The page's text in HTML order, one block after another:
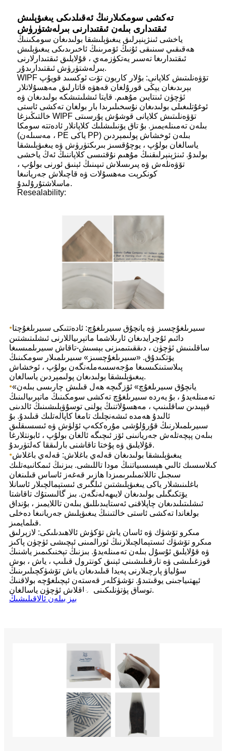
تەكشى سومكىلارنىڭ ئەقىلدىكى يىغىۋېلىش
ئىقتىدارى بىلەن ئىقتىدارنى بىرلەشتۈرۈش
ياخشى ئىنژېنېرلىق يىغىۋېلىشقا بولىدىغان سومكىنىڭ
ھەقىقىي سىنىقى ئۇنىڭ ئۆمرىنىڭ ئاخىرىدىكى يىغىۋېلىش
ئىقتىدارىغا تەسىر يەتكۈزمەي ، قۇلايلىق ئىقتىدارلارنى
بىرلەشتۈرۈش ئىقتىدارىدۇر.
WIPF تۆۋەنلىتىش كلاپانى: بۇلار كاربون تۆت ئوكسىد قويۇپ
بېرىدىغان يېڭى قورۇلغان قەھۋە قاتارلىق مەھسۇلاتلار
ئۈچۈن ئىنتايىن مۇھىم. قايتا ئىشلىتىشكە بولىدىغان ۋە
ئوغۇتلىغىلى بولىدىغان نۇسخىلىرىدا بار بولغان تەكشى ئاستى
خالتىڭىزغا WIPF تۆۋەنلىتىش كلاپانى قوشۇش پۇرسىتى
بىلەن تەمىنلەيمىز. بۇ تاق يۆنىلىشلىك كلاپانلار ئادەتتە سومكا
(مەسىلەن ، PE ياكى PP) بىلەن ئوخشاش پولىمېردىن
ياسالغان بولۇپ ، يوچۇقسىز بىرىكتۈرۈش ۋە يىغىۋېلىشقا
بولىدۇ. ئىنژېنېرلىقنىڭ مۇھىم نۇقتىسى كلاپاننىڭ ئەڭ ياخشى
تۆۋەنلەش ۋە پىرىسلاش تىپىنىڭ ئېنىق ئورنى بولۇپ ،
كونكرېت مەھسۇلات ۋە قاچىلاش جەريانىغا
ماسلاشتۇرۇلىدۇ.
Resealability:
•سىيرىلغۇچسىز ۋە يانچۇق سىيرىلغۇچ: ئادەتتىكى سىيرىلغۇچتا
دائىم ئۇچرايدىغان ئارىلاشما ماتېرىياللارنى ئىشلىتىشتىن
ساقلىنىش ئۈچۈن ، دىققىتىمىزنى بېسىش-تاقاش سىيرىلمىسىغا
يۆتكىدۇق. «سىيرىلغۇچسىز» سىيرىلمىلار سومكىنىڭ
پىلاستىنكىسىغا مۇجەسسەملەنگەن بولۇپ ، ئوخشاش
يىغىۋېلىشقا بولىدىغان پولىمېردىن ياسالغان.
•«يانچۇق سىيرىلغۇچ» ئۆزگىچە ھەل قىلىش چارىسى بىلەن
تەمىنلەيدۇ ، بۇ يەردە سىيرىلغۇچ تەكشى سومكىنىڭ ماتېرىيالىنىڭ
قېپىدىن ساقلىنىپ ، مەھسۇلاتنىڭ يولنى توسۇۋېلىشىنىڭ ئالدىنى
ئالىدۇ ھەمدە ئىشەنچلىك تامغا كاپالەتلىك قىلىدۇ. بۇ
سىيرىلمىلارنىڭ قۇرۇلۇشى مۇرەككەپ ئۆلۈش ۋە ئىسسىقلىق
بىلەن پېچەتلەش جەريانىنى ئۆز ئىچىگە ئالغان بولۇپ ، ئابونتلارغا
قۇلايلىق ۋە پۇختا تاقاشنى بارلىققا كەلتۈرىدۇ.
•يىغىۋېلىشقا بولىدىغان قەلەي باغلاش: قەلەي باغلاش
كىلاسسىك ئالىي ھېسسىياتنىڭ مودا تاللىشى. بىزنىڭ ئىمكانىيەتلىك
سىجىل تاللانمىلىرىمىزدا ھازىر قەغەز ئاساس قىلىنغان
باغلىنىشلار ياكى يىغىۋېلىشتىن ئىلگىرى ئىستېمالچىلار ئاسانلا
يۆتكىگىلى بولىدىغان لايىھەلەنگەن. بىز گالىستۇك تاقاشتا
ئىشلىتىلىدىغان چاپلاقنى ئەستايىدىللىق بىلەن تاللايمىز ، بۇنداق
بولغاندا تەكشى ئاستى خالتىنىڭ يىغىۋېلىش جەريانىغا دەخلى
قىلمايمىز.
مىكرو تۆشۈك ۋە ئاسان ياش تۆكۈش ئالاھىدىلىكى: لازېرلىق
مىكرو تۆشۈك ئىستېمالچىلارنىڭ ئورالمىنى ئېچىشى ئۈچۈن پاكىز
ۋە قۇلايلىق ئۇسۇل بىلەن تەمىنلەيدۇ. بىزنىڭ تېخنىكىمىز ياشنىڭ
قوزغىلىشى ۋە تارقىلىشىنى ئېنىق كونترول قىلىپ ، ياش ، بوش
سۇلياۋ پارچىلارنى پەيدا قىلىدىغان ياش تۆشۈكچىلىرىنىڭ
ئېھتىياجىنى يوقىتىدۇ. تۆشۈكلەر قەستەن ئېچىلغۇچە بولاقنىڭ
توساق پۈتۈنلىكىنى ساقلاش ئۈچۈن ياسالغان.
بىز بىلەن ئالاقىلىشىڭ